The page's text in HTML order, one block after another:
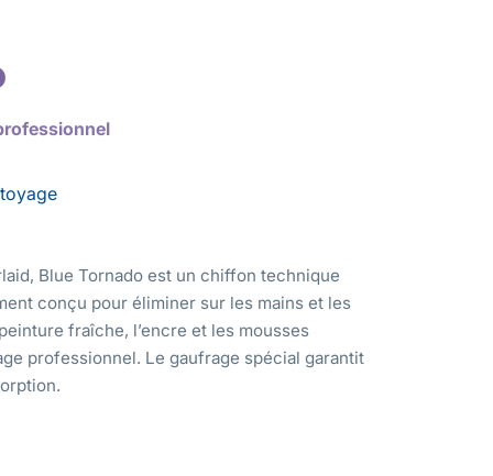
Blue Tornado est un chiffon technique
conçu pour éliminer sur les mains et les
fraîche, l’encre et les mousses
professionnel. Le gaufrage spécial garantit